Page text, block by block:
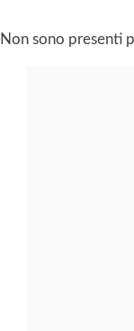
Non sono presenti